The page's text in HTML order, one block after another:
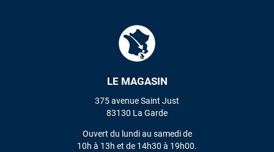
LE MAGASIN
375 avenue Saint Just
83130 La Garde
Ouvert du lundi au samedi de
10h à 13h et de 14h30 à 19h00.
VOIR TOUS LES AVIS